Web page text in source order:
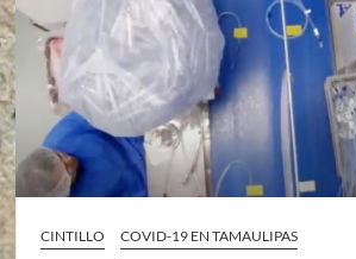
CINTILLO
COVID-19 EN TAMAULIPAS